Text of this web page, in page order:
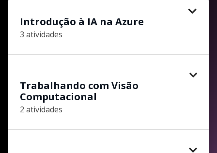
Introdução à IA na Azure
3 atividades
Trabalhando com Visão
Computacional
2 atividades